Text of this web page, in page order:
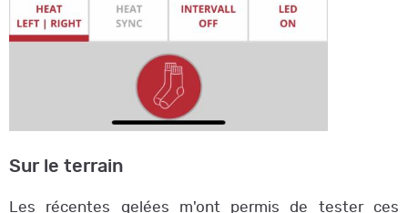
Sur le terrain
Les récentes gelées m'ont permis de tester ces